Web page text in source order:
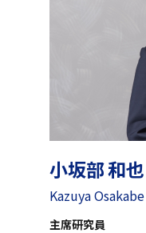
小坂部 和也
Kazuya Osakabe
主席研究員